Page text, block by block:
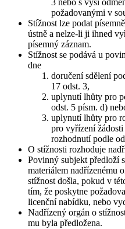
3 nebo s výší
požadovanými v
Stížnost lze podat
ústně a nelze-li ji ihned
písemný záznam.
Stížnost se podává u
dne
doručení sdělení
17 odst. 3,
uplynutí lhůty pro
odst. 5 písm. d)
uplynutí lhůty pro
pro vyřízení
rozhodnutí podle
O stížnosti rozhoduje
Povinný subjekt předloží
materiálem nadřízenému
stížnost došla, pokud v
tím, že poskytne
licenční nabídku, nebo
Nadřízený orgán o
mu byla předložena.